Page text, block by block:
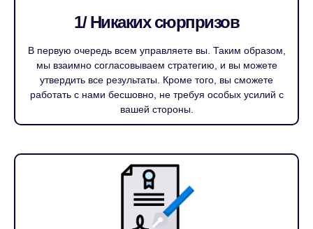
1/ Никаких сюрпризов
В первую очередь всем управляете вы. Таким образом,
мы взаимно согласовываем стратегию, и вы можете
утвердить все результаты. Кроме того, вы сможете
работать с нами бесшовно, не требуя особых усилий с
вашей стороны.